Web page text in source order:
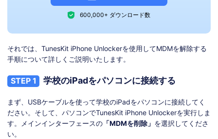
600,000+ ダウンロード数
それでは、TunesKit iPhone Unlockerを使用してMDMを解除する
手順について詳しくご説明いたします。
STEP 1 学校のiPadをパソコンに接続する
まず、USBケーブルを使って学校のiPadをパソコンに接続してく
ださい。そして、パソコンでTunesKit iPhone Unlockerを実行しま
す。メインインターフェースの 「MDMを削除」 を選択してくださ
い。